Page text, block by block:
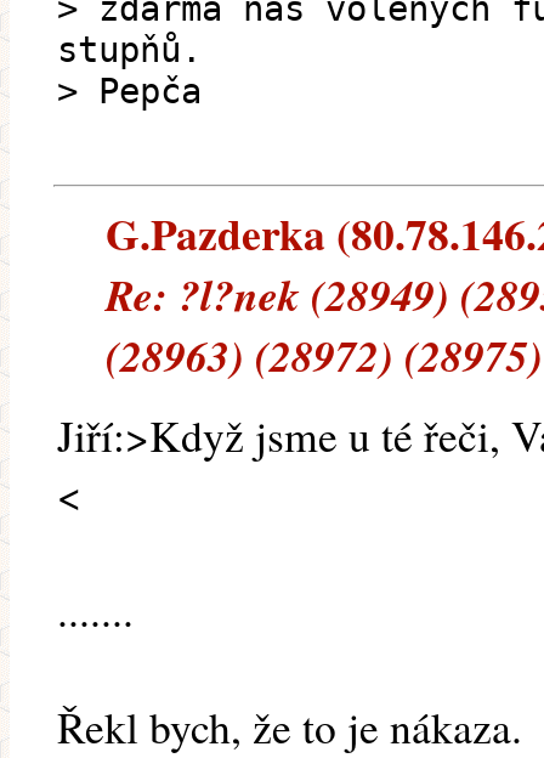
> zdarma nás volených
stupňů.
> Pepča
G.Pazderka
Re: ?l?nek (28949)
(28963) (28972) (28975)
Jiří:>Když jsme u té řeči,
<
.......
Řekl bych, že to je nákaza.